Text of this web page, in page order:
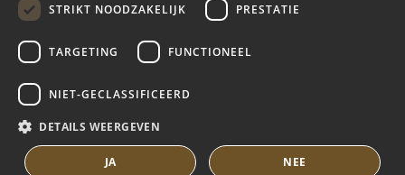
© COPYRIGHT 2008PURE LIVING PROPERTIES
COOKIEBELEID
BUILT BY INMOBA
STRIKT NOODZAKELIJK
PRESTATIE
TARGETING FUNCTIONEEL
NIET-GECLASSIFICEERD
DETAILS WEERGEVEN
JA NEE